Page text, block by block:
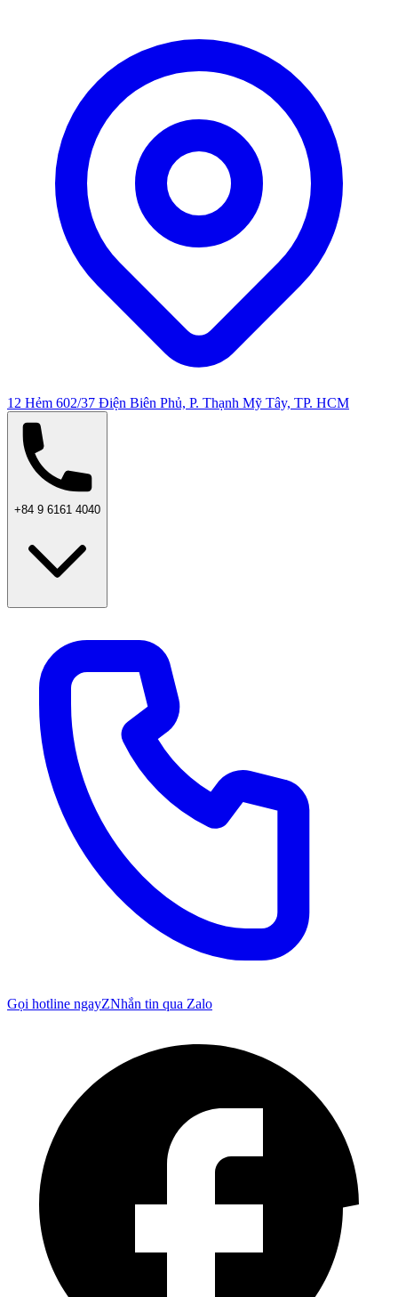
12 Hẻm 602/37 Điện Biên Phủ, P. Thạnh Mỹ Tây, TP. HCM
+84 9 6161 4040
Gọi hotline ngayZNhắn tin qua Zalo